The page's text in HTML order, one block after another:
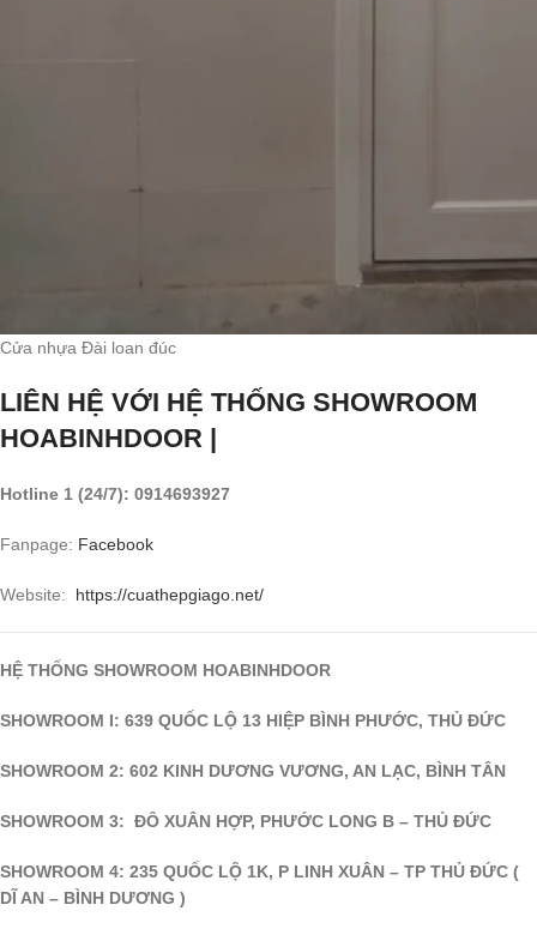
Cửa nhựa Đài loan đúc
LIÊN HỆ VỚI HỆ THỐNG SHOWROOM
HOABINHDOOR |
Hotline 1 (24/7): 0914693927
Fanpage: Facebook
Website: https://cuathepgiago.net/
HỆ THỐNG SHOWROOM HOABINHDOOR
SHOWROOM I: 639 QUỐC LỘ 13 HIỆP BÌNH PHƯỚC, THỦ ĐỨC
SHOWROOM 2: 602 KINH DƯƠNG VƯƠNG, AN LẠC, BÌNH TÂN
SHOWROOM 3: ĐÔ XUÂN HỢP, PHƯỚC LONG B – THỦ ĐỨC
SHOWROOM 4: 235 QUỐC LỘ 1K, P LINH XUÂN – TP THỦ ĐỨC (
DĨ AN – BÌNH DƯƠNG )